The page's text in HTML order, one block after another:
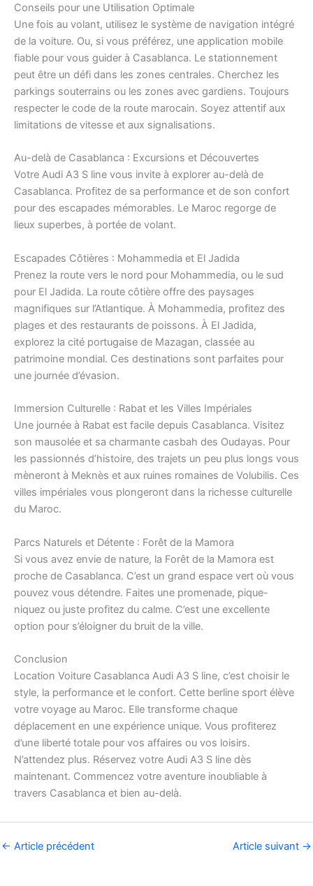
Conseils pour une Utilisation Optimale
Une fois au volant, utilisez le système de navigation intégré
de la voiture. Ou, si vous préférez, une application mobile
fiable pour vous guider à Casablanca. Le stationnement
peut être un défi dans les zones centrales. Cherchez les
parkings souterrains ou les zones avec gardiens. Toujours
respecter le code de la route marocain. Soyez attentif aux
limitations de vitesse et aux signalisations.
Au-delà de Casablanca : Excursions et Découvertes
Votre Audi A3 S line vous invite à explorer au-delà de
Casablanca. Profitez de sa performance et de son confort
pour des escapades mémorables. Le Maroc regorge de
lieux superbes, à portée de volant.
Escapades Côtières : Mohammedia et El Jadida
Prenez la route vers le nord pour Mohammedia, ou le sud
pour El Jadida. La route côtière offre des paysages
magnifiques sur l’Atlantique. À Mohammedia, profitez des
plages et des restaurants de poissons. À El Jadida,
explorez la cité portugaise de Mazagan, classée au
patrimoine mondial. Ces destinations sont parfaites pour
une journée d’évasion.
Immersion Culturelle : Rabat et les Villes Impériales
Une journée à Rabat est facile depuis Casablanca. Visitez
son mausolée et sa charmante casbah des Oudayas. Pour
les passionnés d’histoire, des trajets un peu plus longs vous
mèneront à Meknès et aux ruines romaines de Volubilis. Ces
villes impériales vous plongeront dans la richesse culturelle
du Maroc.
Parcs Naturels et Détente : Forêt de la Mamora
Si vous avez envie de nature, la Forêt de la Mamora est
proche de Casablanca. C’est un grand espace vert où vous
pouvez vous détendre. Faites une promenade, pique-
niquez ou juste profitez du calme. C’est une excellente
option pour s’éloigner du bruit de la ville.
Conclusion
Location Voiture Casablanca Audi A3 S line, c’est choisir le
style, la performance et le confort. Cette berline sport élève
votre voyage au Maroc. Elle transforme chaque
déplacement en une expérience unique. Vous profiterez
d’une liberté totale pour vos affaires ou vos loisirs.
N’attendez plus. Réservez votre Audi A3 S line dès
maintenant. Commencez votre aventure inoubliable à
travers Casablanca et bien au-delà.
← Article précédent Article suivant →